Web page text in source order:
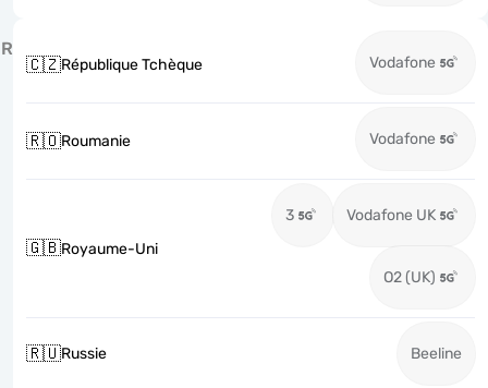
R
🇨🇿République Tchèque Vodafone
🇷🇴Roumanie Vodafone
🇬🇧Royaume-Uni
3 Vodafone UK
O2 (UK)
🇷🇺Russie Beeline